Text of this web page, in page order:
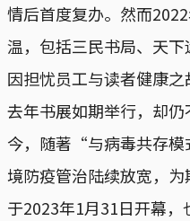
情后首度复办。然而
温，包括三民书局、天
因担忧员工与读者健康
去年书展如期举行，却
今，随著“与病毒共存
境防疫管治陆续放宽，
于2023年1月31日开幕